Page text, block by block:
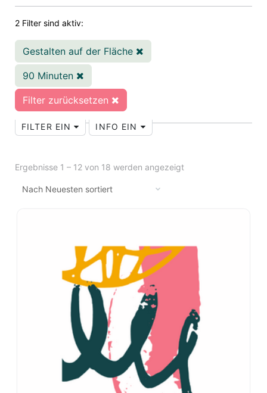
2 Filter sind aktiv:
Gestalten auf der Fläche
90 Minuten
Filter zurücksetzen
FILTER EIN INFO EIN
Ergebnisse 1 – 12 von 18 werden angezeigt